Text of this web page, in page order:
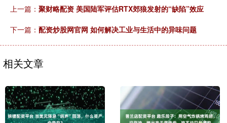
上一篇： 聚财略配资 美国陆军评估RTX郊狼发射的“缺陷”效应
下一篇： 配资炒股网官网 如何解决工业与生活中的异味问题
相关文章